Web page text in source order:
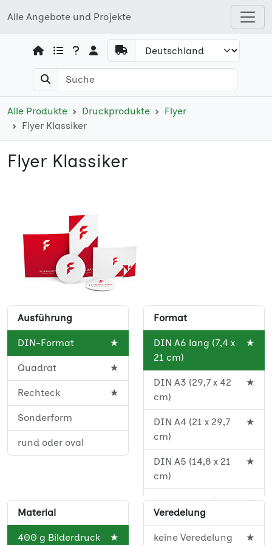
Alle Angebote und Projekte
Open shops menu
Alle Produkte Druckprodukte
Flyer
Flyer Klassiker
Flyer Klassiker
Ausführung
DIN-Format ★
Quadrat ★
Rechteck ★
Sonderform
rund oder oval
Format
DIN A6 lang (7,4 x
21 cm)
★
DIN A3 (29,7 x 42
cm)
★
DIN A4 (21 x 29,7
cm)
★
DIN A5 (14,8 x 21
cm)
★
DIN A5 lang (10,5 x
29,7 cm)
★
DIN A6 (10,5 x 14,8
★
Material
400 g Bilderdruck
★
Veredelung
keine Veredelung ★